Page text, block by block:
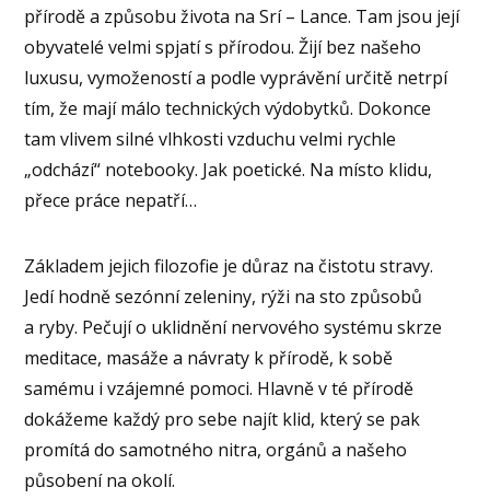
přírodě a způsobu života na Srí – Lance. Tam jsou její
obyvatelé velmi spjatí s přírodou. Žijí bez našeho
luxusu, vymožeností a podle vyprávění určitě netrpí
tím, že mají málo technických výdobytků. Dokonce
tam vlivem silné vlhkosti vzduchu velmi rychle
„odchází“ notebooky. Jak poetické. Na místo klidu,
přece práce nepatří…
Základem jejich filozofie je důraz na čistotu stravy.
Jedí hodně sezónní zeleniny, rýži na sto způsobů
a ryby. Pečují o uklidnění nervového systému skrze
meditace, masáže a návraty k přírodě, k sobě
samému i vzájemné pomoci. Hlavně v té přírodě
dokážeme každý pro sebe najít klid, který se pak
promítá do samotného nitra, orgánů a našeho
působení na okolí.